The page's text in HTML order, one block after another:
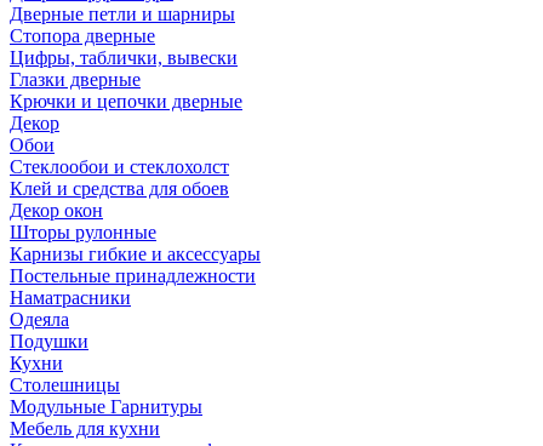
Дверные петли и шарниры
Стопора дверные
Цифры, таблички, вывески
Глазки дверные
Крючки и цепочки дверные
Декор
Обои
Стеклообои и стеклохолст
Клей и средства для обоев
Декор окон
Шторы рулонные
Карнизы гибкие и аксессуары
Постельные принадлежности
Наматрасники
Одеяла
Подушки
Кухни
Столешницы
Модульные Гарнитуры
Мебель для кухни